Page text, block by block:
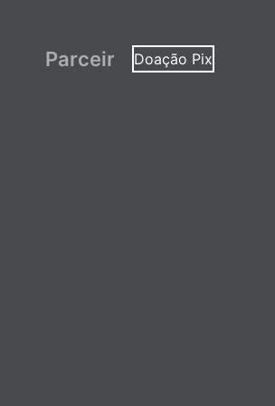
ParceirosDoação Pix